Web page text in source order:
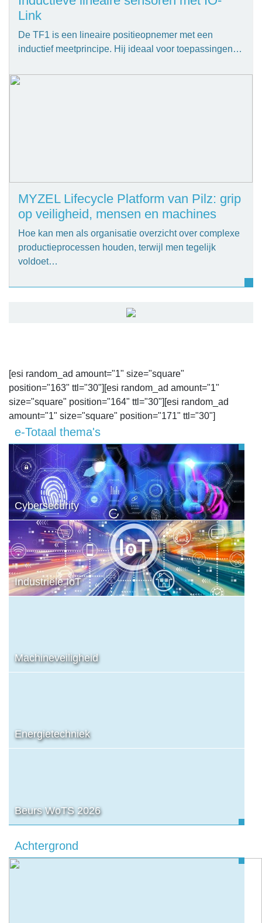
Link
De TF1 is een lineaire positieopnemer met een
inductief meetprincipe. Hij ideaal voor toepassingen…
MYZEL Lifecycle Platform van Pilz: grip
op veiligheid, mensen en machines
Hoe kan men als organisatie overzicht over complexe
productieprocessen houden, terwijl men tegelijk
voldoet…
[esi random_ad amount="1" size="square"
position="163" ttl="30"][esi random_ad amount="1"
size="square" position="164" ttl="30"][esi random_ad
amount="1" size="square" position="171" ttl="30"]
e-Totaal thema's
Cybersecurity
Industriële IoT
Machineveiligheid
Energietechniek
Beurs WoTS 2026
Achtergrond